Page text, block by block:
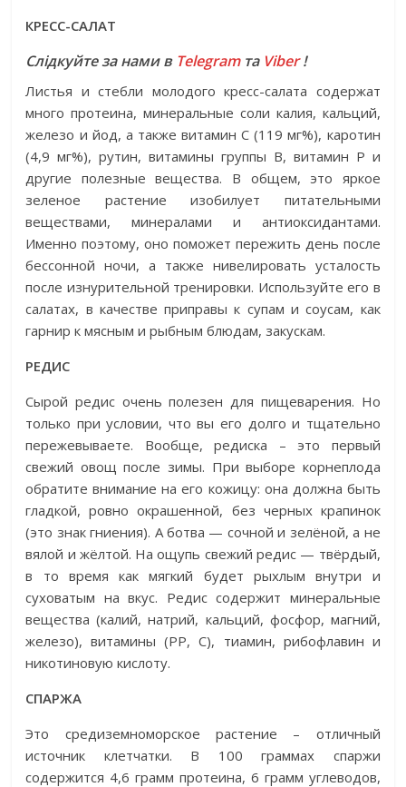
КРЕСС-САЛАТ
Слідкуйте за нами в Telegramта Viber!
Листья и стебли молодого кресс-салата содержат
много протеина, минеральные соли калия, кальций,
железо и йод, а также витамин С (119 мг%), каротин
(4,9 мг%), рутин, витамины группы В, витамин Р и
другие полезные вещества. В общем, это яркое
зеленое растение изобилует питательными
веществами, минералами и антиоксидантами.
Именно поэтому, оно поможет пережить день после
бессонной ночи, а также нивелировать усталость
после изнурительной тренировки. Используйте его в
салатах, в качестве приправы к супам и соусам, как
гарнир к мясным и рыбным блюдам, закускам.
РЕДИС
Сырой редис очень полезен для пищеварения. Но
только при условии, что вы его долго и тщательно
пережевываете. Вообще, редиска – это первый
свежий овощ после зимы. При выборе корнеплода
обратите внимание на его кожицу: она должна быть
гладкой, ровно окрашенной, без черных крапинок
(это знак гниения). А ботва — сочной и зелёной, а не
вялой и жёлтой. На ощупь свежий редис — твёрдый,
в то время как мягкий будет рыхлым внутри и
суховатым на вкус. Редис содержит минеральные
вещества (калий, натрий, кальций, фосфор, магний,
железо), витамины (РР, С), тиамин, рибофлавин и
никотиновую кислоту.
СПАРЖА
Это средиземноморское растение – отличный
источник клетчатки. В 100 граммах спаржи
содержится 4,6 грамм протеина, 6 грамм углеводов,